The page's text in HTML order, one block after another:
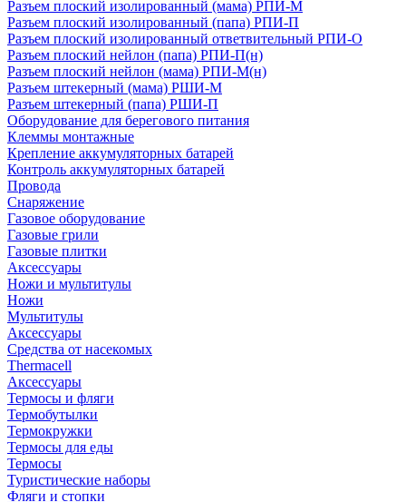
Разъем плоский изолированный (мама) РПИ-М
Разъем плоский изолированный (папа) РПИ-П
Разъем плоский изолированный ответвительный РПИ-О
Разъем плоский нейлон (папа) РПИ-П(н)
Разъем плоский нейлон (мама) РПИ-М(н)
Разъем штекерный (мама) РШИ-М
Разъем штекерный (папа) РШИ-П
Оборудование для берегового питания
Клеммы монтажные
Крепление аккумуляторных батарей
Контроль аккумуляторных батарей
Провода
Снаряжение
Газовое оборудование
Газовые грили
Газовые плитки
Аксессуары
Ножи и мультитулы
Ножи
Мультитулы
Аксессуары
Средства от насекомых
Thermacell
Аксессуары
Термосы и фляги
Термобутылки
Термокружки
Термосы для еды
Термосы
Туристические наборы
Фляги и стопки